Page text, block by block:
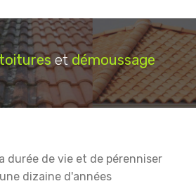
et démoussage
durée de vie et de pérenniser
dizaine d'années